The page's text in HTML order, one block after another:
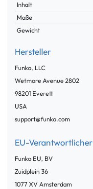
Inhalt
Maße
Gewicht
Hersteller
Funko, LLC
Wetmore Avenue2802
98201 Everett
USA
support@funko.com
EU-Verantwortlicher
Funko EU, BV
Zuidplein36
1077 XV Amsterdam